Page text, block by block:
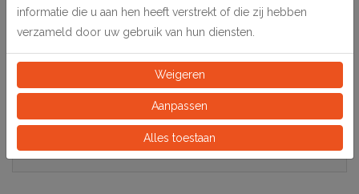
Specificaties
Eeinheid
informatie die u aan hen heeft verstrekt of die zij hebben
verzameld door uw gebruik van hun diensten.
Weigeren
Aanpassen
Alles toestaan